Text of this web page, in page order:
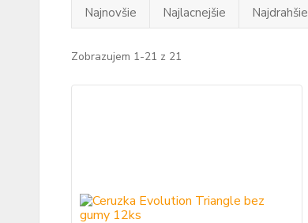
Najnovšie Najlacnejšie Najdrahšie
Zobrazujem 1-21 z 21